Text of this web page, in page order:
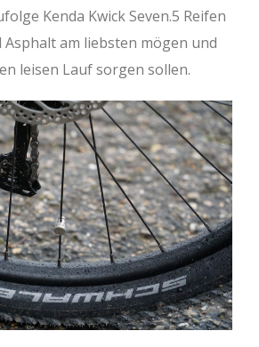
Kenda Kwick Seven.5 Reifen
am liebsten mögen und
leisen Lauf sorgen sollen.